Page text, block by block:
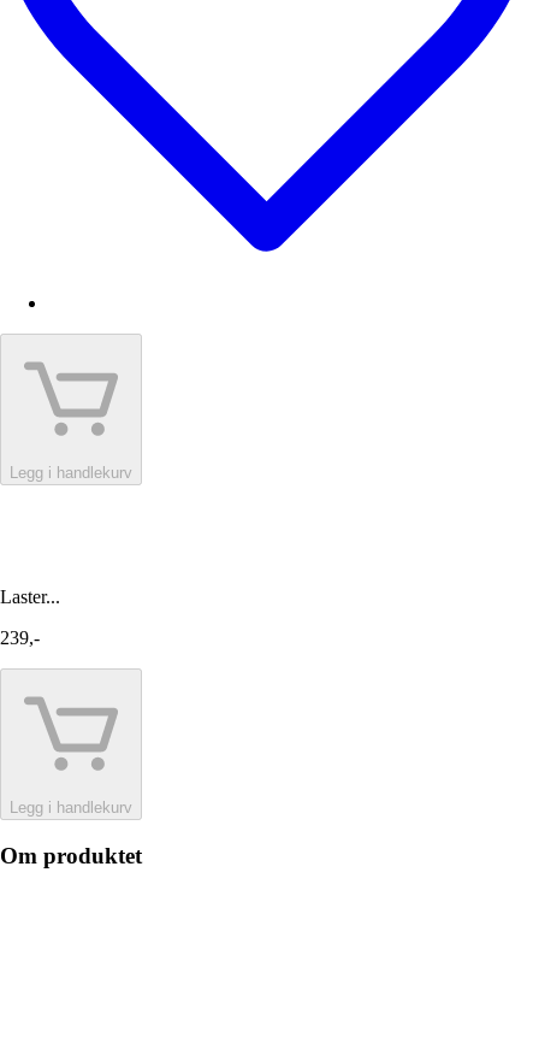
Legg i handlekurv
Laster...
239,-
Legg i handlekurv
Om produktet